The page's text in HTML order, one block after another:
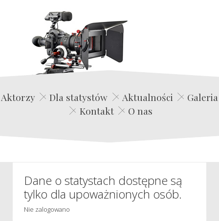
Edwin Film Agencja Aktorska
Aktorzy Dla statystów Aktualności
Galeria
Kontakt
O nas
Dane o statystach dostępne są
tylko dla upoważnionych osób.
Nie zalogowano